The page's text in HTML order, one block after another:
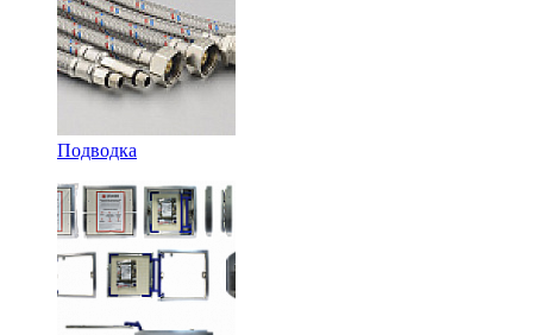
Подводка